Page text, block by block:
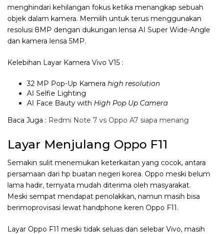
menghindari kehilangan fokus ketika menangkap sebuah
objek dalam kamera. Memilih untuk terus menggunakan
resolusi 8MP dengan dukungan lensa AI Super Wide-Angle
dan kamera lensa 5MP.
Kelebihan Layar Kamera Vivo V15 :
32 MP Pop-Up Kamera high resolution
AI Selfie Lighting
AI Face Bauty with High Pop Up Camera
Baca Juga : Redmi Note 7 vs Oppo A7 siapa menang
Layar Menjulang Oppo F11
Semakin sulit menemukan keterkaitan yang cocok, antara
persamaan dari hp buatan negeri korea. Oppo meski belum
lama hadir, ternyata mudah diterima oleh masyarakat.
Meski sempat mendapat penolakkan, namun masih bisa
berimoprovisasi lewat handphone keren Oppo F11.
Layar Oppo F11 meski tidak seluas dan selebar Vivo, masih